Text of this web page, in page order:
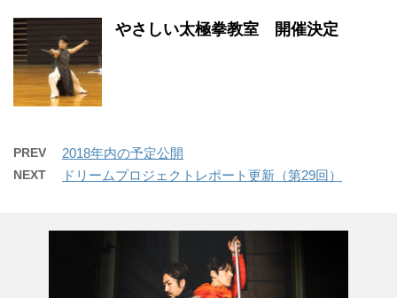
やさしい太極拳教室 開催決定
PREV 2018年内の予定公開
NEXT ドリームプロジェクトレポート更新（第29回）